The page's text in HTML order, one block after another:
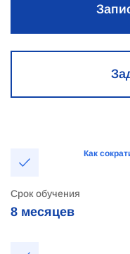
Как
Срок обучения
8 месяцев